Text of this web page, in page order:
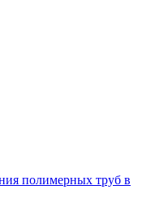
полимерных труб в